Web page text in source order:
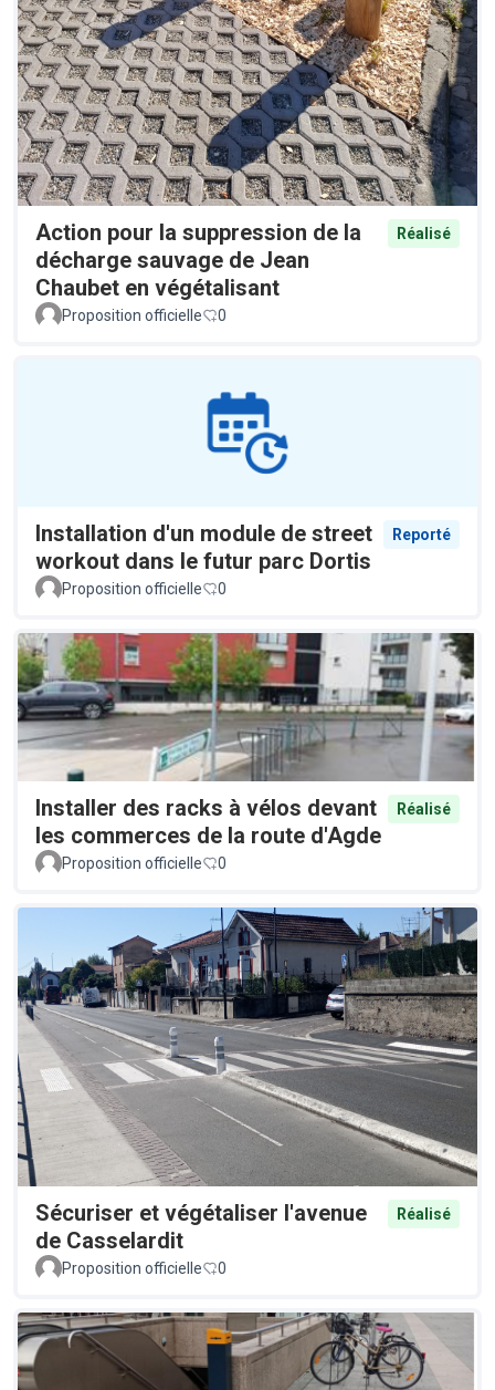
Action pour la suppression de la
décharge sauvage de Jean
Chaubet en végétalisant
Réalisé
Proposition officielle 0
Installation d'un module de street
workout dans le futur parc Dortis
Reporté
Proposition officielle 0
Installer des racks à vélos devant
les commerces de la route d'Agde
Réalisé
Proposition officielle 0
Sécuriser et végétaliser l'avenue
de Casselardit
Réalisé
Proposition officielle 0